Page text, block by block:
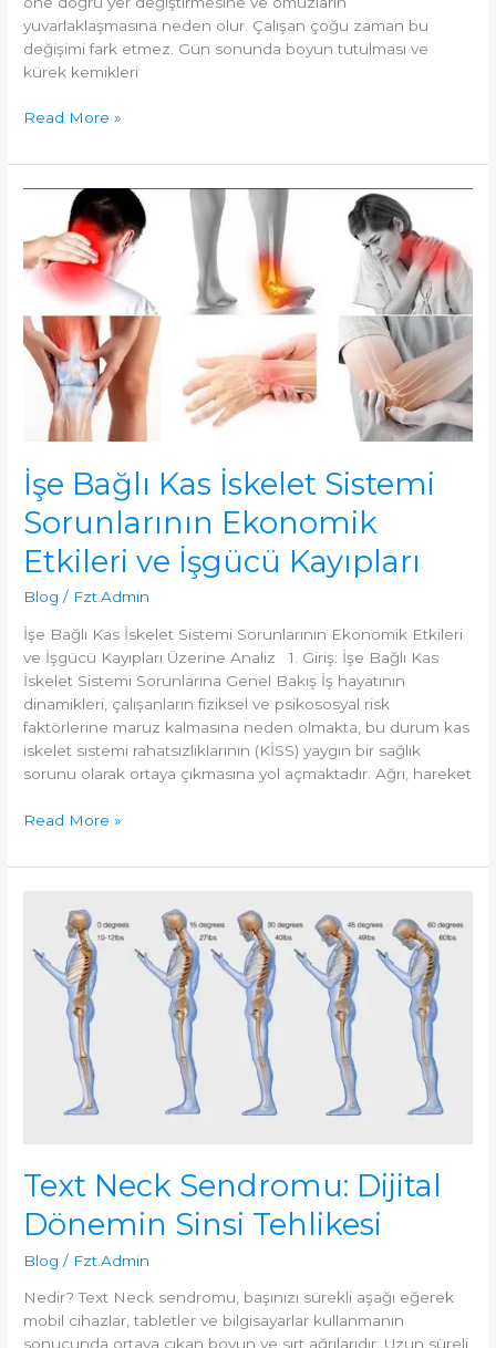
yuvarlaklaşmasına neden olur. Çalışan çoğu zaman bu
değişimi fark etmez. Gün sonunda boyun tutulması ve
kürek kemikleri
Ofis
Üst
Çapraz
Sendromu:
Sessiz
Verimlilik
Kaybı
Read More »
İşe Bağlı Kas İskelet Sistemi
Sorunlarının Ekonomik
Etkileri ve İşgücü Kayıpları
Blog / Fzt.Admin
İşe Bağlı Kas İskelet Sistemi Sorunlarının Ekonomik Etkileri
ve İşgücü Kayıpları Üzerine Analiz 1. Giriş: İşe Bağlı Kas
İskelet Sistemi Sorunlarına Genel Bakış İş hayatının
dinamikleri, çalışanların fiziksel ve psikososyal risk
faktörlerine maruz kalmasına neden olmakta, bu durum kas
iskelet sistemi rahatsızlıklarının (KİSS) yaygın bir sağlık
sorunu olarak ortaya çıkmasına yol açmaktadır. Ağrı, hareket
İşe
Kas
Sistemi
Sorunlarının
Ekonomik
Etkileri
İşgücü
Kayıpları
Read More »
Text Neck Sendromu: Dijital
Dönemin Sinsi Tehlikesi
Blog / Fzt.Admin
Nedir? Text Neck sendromu, başınızı sürekli aşağı eğerek
mobil cihazlar, tabletler ve bilgisayarlar kullanmanın
sonucunda ortaya çıkan boyun ve sırt ağrılarıdır. Uzun süreli